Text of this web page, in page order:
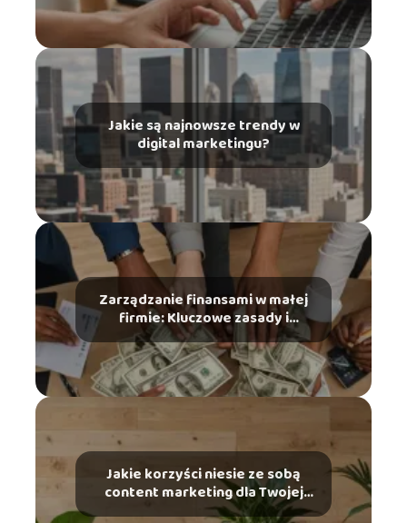
Jakie są najnowsze trendy w
digital marketingu?
Zarządzanie finansami w małej
firmie: Kluczowe zasady i
narzędzia
Jakie korzyści niesie ze sobą
content marketing dla Twojej
marki?